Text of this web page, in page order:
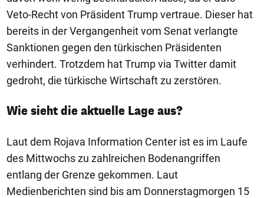
Veto-Recht von Präsident Trump vertraue. Dieser hat
bereits in der Vergangenheit vom Senat verlangte
Sanktionen gegen den türkischen Präsidenten
verhindert. Trotzdem hat Trump via Twitter damit
gedroht, die türkische Wirtschaft zu zerstören.
Wie sieht die aktuelle Lage aus?
Laut dem Rojava Information Center ist es im Laufe
des Mittwochs zu zahlreichen Bodenangriffen
entlang der Grenze gekommen. Laut
Medienberichten sind bis am Donnerstagmorgen 15